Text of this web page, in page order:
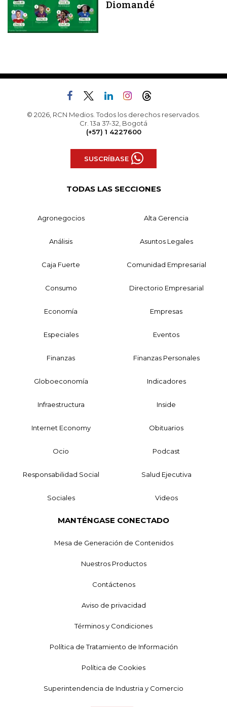
Diomandé
© 2026, RCN Medios. Todos los derechos reservados.
Cr. 13a 37-32, Bogotá
(+57) 1 4227600
SUSCRÍBASE
TODAS LAS SECCIONES
Agronegocios Alta Gerencia
Análisis Asuntos Legales
Caja Fuerte Comunidad Empresarial
Consumo Directorio Empresarial
Economía Empresas
Especiales Eventos
Finanzas Finanzas Personales
Globoeconomía Indicadores
Infraestructura Inside
Internet Economy Obituarios
Ocio Podcast
Responsabilidad Social Salud Ejecutiva
Sociales Videos
MANTÉNGASE CONECTADO
Mesa de Generación de Contenidos
Nuestros Productos
Contáctenos
Aviso de privacidad
Términos y Condiciones
Política de Tratamiento de Información
Política de Cookies
Superintendencia de Industria y Comercio